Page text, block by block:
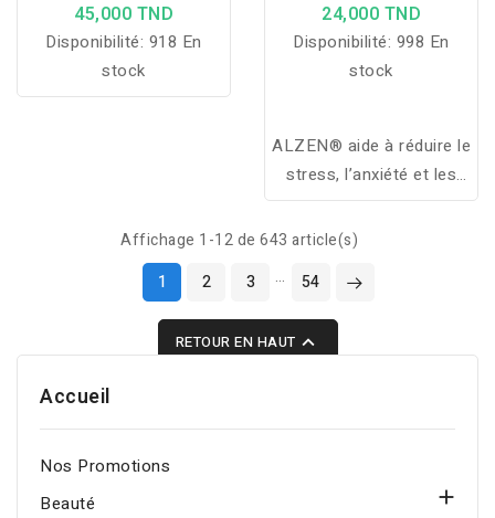
45,000 TND
Disponibilité: 918 En
stock
24,000 TND
Disponibilité: 998 En
stock
ALZEN® aide à réduire le
stress, l’anxiété et les
troubles du sommeil tout
en favorisant l’équilibre
formule naturelle.
Affichage 1-12 de 643 article(s)
1
2 3 … 54
RETOUR EN HAUT 
Accueil
Nos Promotions
Beauté
